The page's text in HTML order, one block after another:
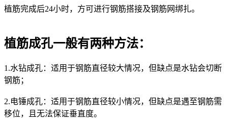
植筋完成后24小时，方可进行钢筋搭接及钢筋网绑扎。
植筋成孔一般有两种方法：
1.水钻成孔：适用于钢筋直径较大情况，但缺点是水钻会切断
钢筋；
2.电锤成孔：适用于钢筋直径较小情况，但缺点是遇至钢筋需
移位，且无法保证垂直度。